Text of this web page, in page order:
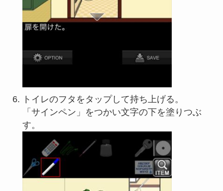
トイレのフタをタップして持ち上げる。
「サインペン」をつかい文字の下を塗りつぶ
す。